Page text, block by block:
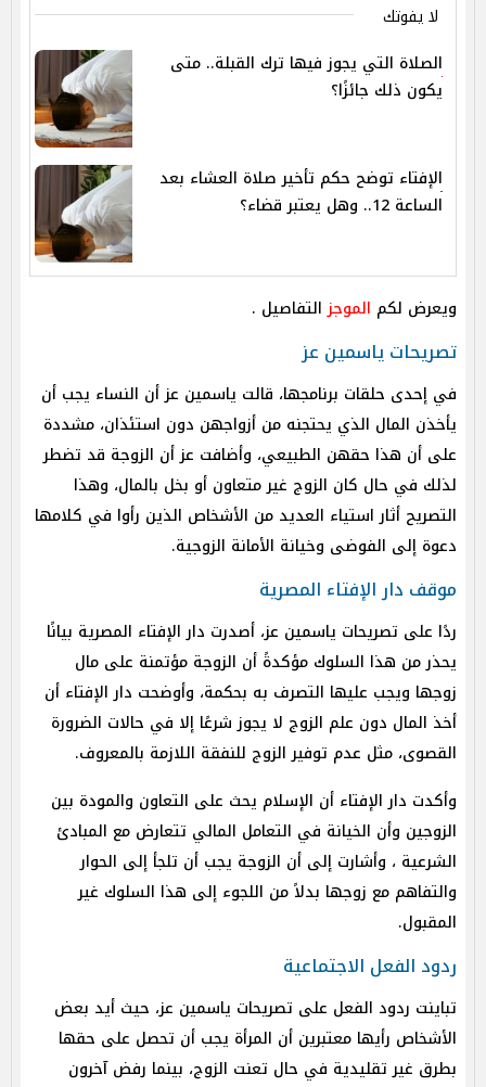
لا يفوتك
الصلاة التي يجوز فيها ترك القبلة.. متى
يكون ذلك جائزًا؟
الإفتاء توضح حكم تأخير صلاة العشاء بعد
الساعة 12.. وهل يعتبر قضاء؟
ويعرض لكم الموجزالتفاصيل .
تصريحات ياسمين عز
في إحدى حلقات برنامجها، قالت ياسمين عز أن النساء يجب أن
يأخذن المال الذي يحتجنه من أزواجهن دون استئذان، مشددة
على أن هذا حقهن الطبيعي، وأضافت عز أن الزوجة قد تضطر
لذلك في حال كان الزوج غير متعاون أو بخل بالمال، وهذا
التصريح أثار استياء العديد من الأشخاص الذين رأوا في كلامها
دعوة إلى الفوضى وخيانة الأمانة الزوجية.
موقف دار الإفتاء المصرية
ردًا على تصريحات ياسمين عز، أصدرت دار الإفتاء المصرية بيانًا
يحذر من هذا السلوك مؤكدةً أن الزوجة مؤتمنة على مال
زوجها ويجب عليها التصرف به بحكمة، وأوضحت دار الإفتاء أن
أخذ المال دون علم الزوج لا يجوز شرعًا إلا في حالات الضرورة
القصوى، مثل عدم توفير الزوج للنفقة اللازمة بالمعروف.
وأكدت دار الإفتاء أن الإسلام يحث على التعاون والمودة بين
الزوجين وأن الخيانة في التعامل المالي تتعارض مع المبادئ
الشرعية ، وأشارت إلى أن الزوجة يجب أن تلجأ إلى الحوار
والتفاهم مع زوجها بدلاً من اللجوء إلى هذا السلوك غير
المقبول.
ردود الفعل الاجتماعية
تباينت ردود الفعل على تصريحات ياسمين عز، حيث أيد بعض
الأشخاص رأيها معتبرين أن المرأة يجب أن تحصل على حقها
بطرق غير تقليدية في حال تعنت الزوج، بينما رفض آخرون